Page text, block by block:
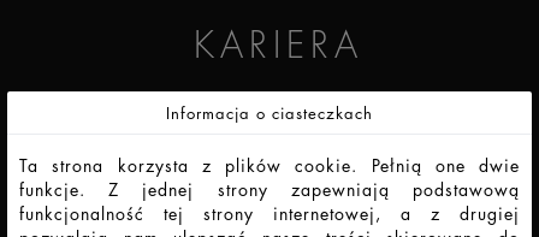
KARIERA
IDŹ DO KARIERY
Informacja o ciasteczkach
Ta strona korzysta z plików cookie. Pełnią one dwie
funkcje. Z jednej strony zapewniają podstawową
funkcjonalność tej strony internetowej, a z drugiej